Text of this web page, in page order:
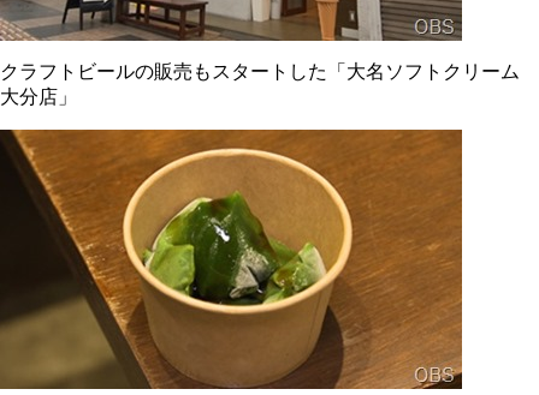
クラフトビールの販売もスタートした「大名ソフトクリーム
大分店」